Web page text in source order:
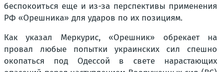
беспокоиться еще и из-за перспективы применения
РФ «Орешника» для ударов по их позициям.
Как указал Меркурис, «Орешник» обрекает на
провал любые попытки украинских сил спешно
окопаться под Одессой в свете нарастающих